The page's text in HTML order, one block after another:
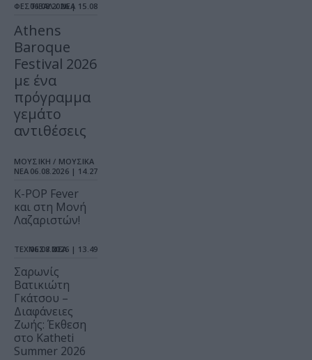
ΦΕΣΤΙΒΑΛ / ΝΕΑ
06.08.2026 | 15.08
Athens
Baroque
Festival 2026
με ένα
πρόγραμμα
γεμάτο
αντιθέσεις
ΜΟΥΣΙΚΗ / ΜΟΥΣΙΚΑ
ΝΕΑ 06.08.2026 | 14.27
K-POP Fever
και στη Μονή
Λαζαριστών!
ΤΕΧΝΕΣ / ΝΕΑ
06.08.2026 | 13.49
Σαρωνίς
Βατικιώτη
Γκάτσου –
Διαφάνειες
Ζωής: Έκθεση
στο Katheti
Summer 2026